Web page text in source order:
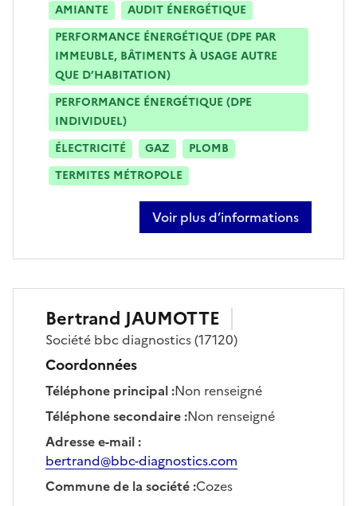
AMIANTE
AUDIT ÉNERGÉTIQUE
PERFORMANCE ÉNERGÉTIQUE (DPE PAR
IMMEUBLE, BÂTIMENTS À USAGE AUTRE
QUE D’HABITATION)
PERFORMANCE ÉNERGÉTIQUE (DPE
INDIVIDUEL)
ÉLECTRICITÉ
GAZ
PLOMB
TERMITES MÉTROPOLE
Voir plus d’informations
sur julien mayer
Bertrand JAUMOTTE
Société bbc diagnostics(17120)
Coordonnées
Téléphone principal:Non renseigné
Téléphone secondaire:Non renseigné
Adresse e-mail:
bertrand@bbc-diagnostics.com
Commune de la société:Cozes